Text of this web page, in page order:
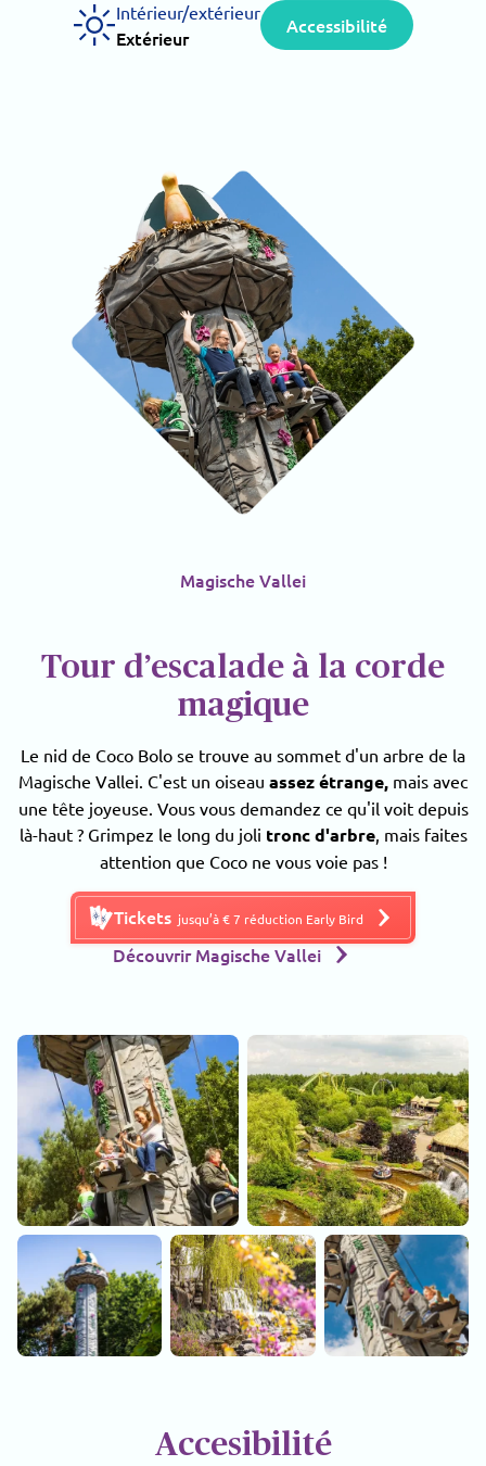
Intérieur/extérieur
Extérieur
Accessibilité
Magische Vallei
Tour d’escalade à la corde
magique
Le nid de Coco Bolo se trouve au sommet d'un arbre de la
Magische Vallei. C'est un oiseau assez étrange, mais avec
une tête joyeuse. Vous vous demandez ce qu'il voit depuis
là-haut ? Grimpez le long du joli tronc d'arbre, mais faites
attention que Coco ne vous voie pas !
Tickets jusqu’à € 7 réduction Early Bird
Découvrir Magische Vallei
Accesibilité